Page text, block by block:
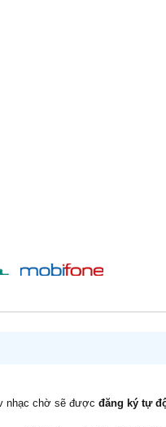
nhạc chờ sẽ được đăng ký tự